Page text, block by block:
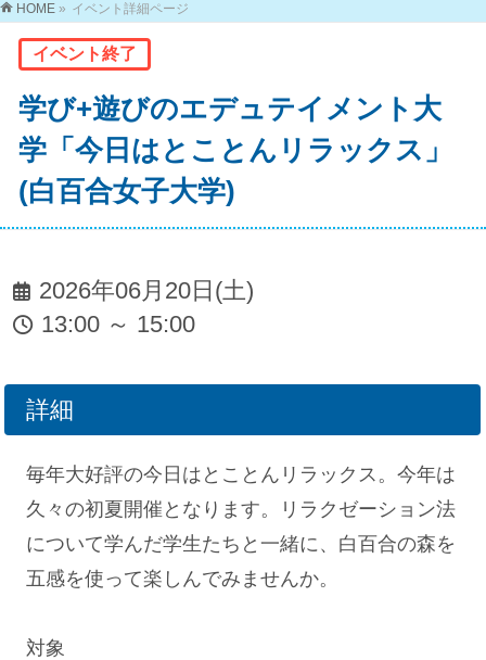
HOME » イベント詳細ページ
イベント終了
学び+遊びのエデュテイメント大
学「今日はとことんリラックス」
(白百合女子大学)
2026年06月20日(土)
13:00 ～ 15:00
詳細
毎年大好評の今日はとことんリラックス。今年は
久々の初夏開催となります。リラクゼーション法
について学んだ学生たちと一緒に、白百合の森を
五感を使って楽しんでみませんか。
対象